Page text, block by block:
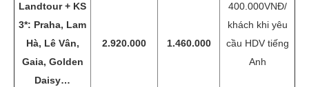
400.000VNĐ/
khách khi yêu
cầu HDV tiếng
Anh
Landtour + KS
3*: Praha, Lam
Hà, Lê Vân,
Gaia, Golden
Daisy…
2.920.000 1.460.000